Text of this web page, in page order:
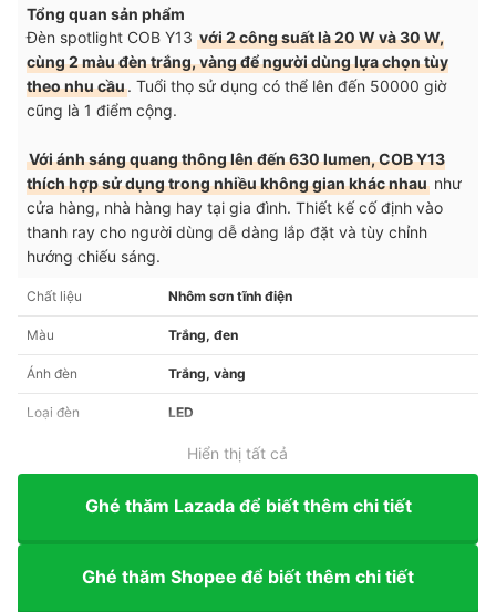
Tổng quan sản phẩm
Đèn spotlight COB Y13 với 2 công suất là 20 W và 30 W,
cùng 2 màu đèn trắng, vàng để người dùng lựa chọn tùy
theo nhu cầu. Tuổi thọ sử dụng có thể lên đến 50000 giờ
cũng là 1 điểm cộng.
Với ánh sáng quang thông lên đến 630 lumen, COB Y13
thích hợp sử dụng trong nhiều không gian khác nhau như
cửa hàng, nhà hàng hay tại gia đình. Thiết kế cố định vào
thanh ray cho người dùng dễ dàng lắp đặt và tùy chỉnh
hướng chiếu sáng.
Chất liệu Nhôm sơn tĩnh điện
Màu Trắng, đen
Ánh đèn Trắng, vàng
Loại đèn LED
Hiển thị tất cả
Ghé thăm Lazada để biết thêm chi tiết
Ghé thăm Shopee để biết thêm chi tiết